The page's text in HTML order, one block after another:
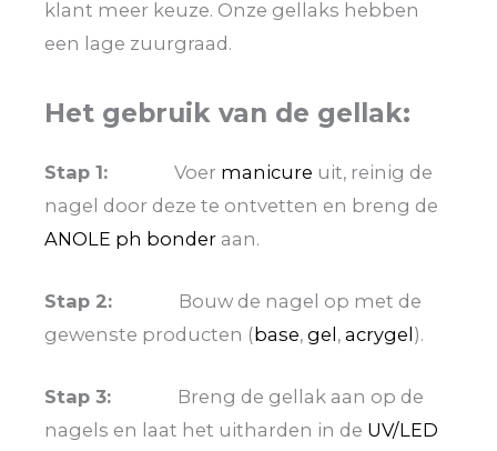
klant meer keuze. Onze gellaks hebben
een lage zuurgraad.
Het gebruik van de gellak:
Stap 1: Voer manicure uit, reinig de
nagel door deze te ontvetten en breng de
ANOLE ph bonder aan.
Stap 2: Bouw de nagel op met de
gewenste producten (base, gel, acrygel).
Stap 3: Breng de gellak aan op de
nagels en laat het uitharden in de UV/LED